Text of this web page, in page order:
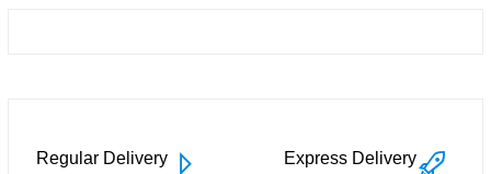
Express Delivery
Regular Delivery